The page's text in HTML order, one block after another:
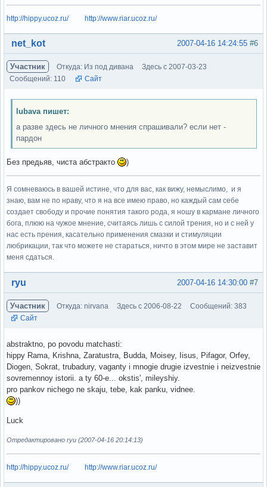
http://hippy.ucoz.ru/ http://www.riar.ucoz.ru/
Вне форума #6
2007-04-16 14:24:55
net_kot
Участник Откуда: Из под дивана
Здесь с 2007-03-23
Сообщений: 110
Сайт
lubava пишет:
а разве здесь не личного мнения спрашивали? если нет -
пардон
Без предьяв, чиста абстракто )
Я сомневаюсь в вашей истине, что для вас, как вижу, немыслимо, и я
знаю, вам не по нраву, что я на все имею право, но каждый сам себе
создает свободу и прочие понятия такого рода, я ношу в кармане личного
бога, плюю на чужое мнение, считаясь лишь с силой трения, но и с ней у
нас есть прения, касательно применения смазки и стимуляции
любрикации, так что можете не стараться, ничто в этом мире не заставит
меня сдаться.
Вне форума #7
2007-04-16 14:30:00
ryu
Участник Откуда: nirvana Здесь с 2006-08-22
Сообщений: 383
Сайт
abstraktno, po povodu matchasti:
hippy Rama, Krishna, Zaratustra, Budda, Moisey, Iisus, Pifagor, Orfey,
Diogen, Sokrat, trubadury, vaganty i mnogie drugie izvestnie i neizvestnie
sovremennoy istorii. a ty 60-e... okstis', mileyshiy.
pro pankov nichego ne skaju, tebe, kak panku, vidnee.
))
Luck
Отредактировано ryu (2007-04-16 20:14:13)
http://hippy.ucoz.ru/ http://www.riar.ucoz.ru/